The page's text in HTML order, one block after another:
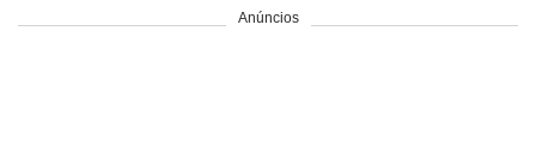
Anúncios